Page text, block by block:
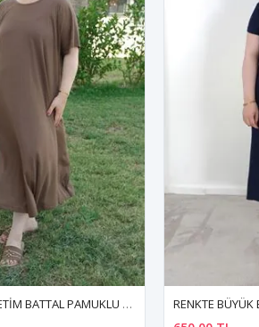
RENKTE BÜYÜK BEDEN BASİC YAKA LACİVERT ELBİSE